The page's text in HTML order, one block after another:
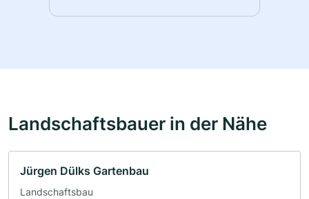
Landschaftsbauer in der Nähe
Jürgen Dülks Gartenbau
Landschaftsbau